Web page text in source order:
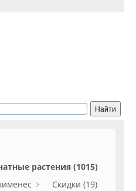
растения (1015)
Скидки (19)